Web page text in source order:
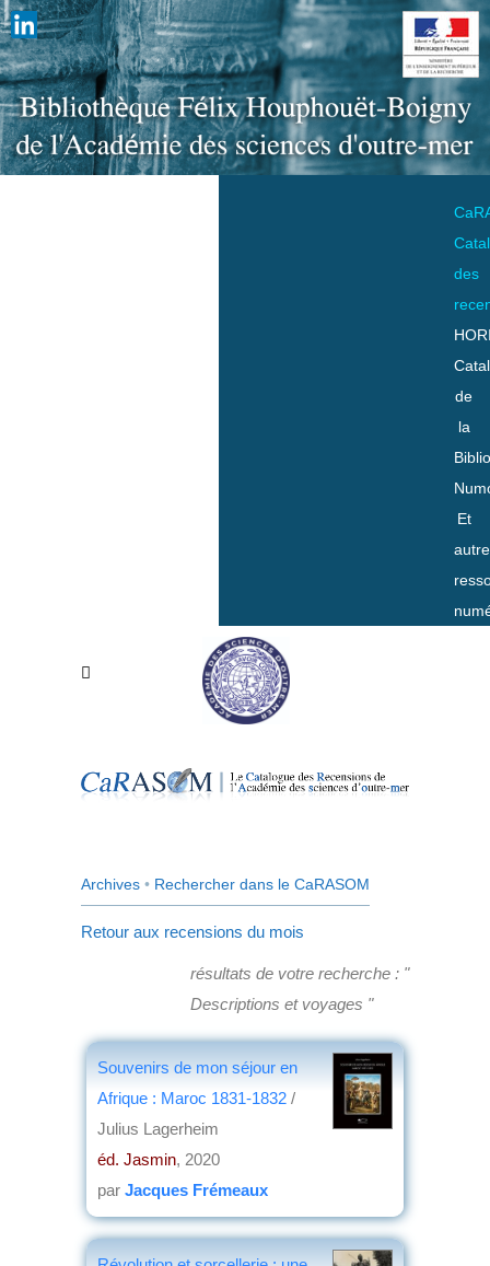
des
de
la
Et
Archives • Rechercher dans le CaRASOM
Retour aux recensions du mois
résultats de votre recherche : "
Descriptions et voyages "
Souvenirs de mon séjour en
Afrique : Maroc 1831-1832 /
Julius Lagerheim
éd. Jasmin, 2020
par Jacques Frémeaux